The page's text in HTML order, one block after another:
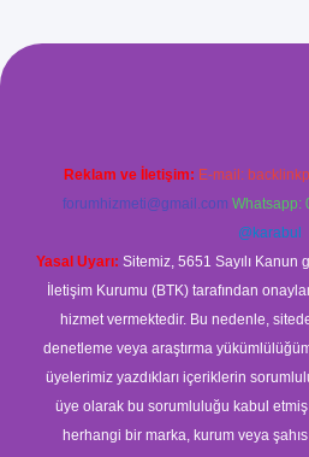
Reklam ve İletişim: E-mail:
forumhizmeti@gmail.com Whatsapp:
@karabul
Yasal Uyarı: Sitemiz, 5651 Sayılı
İletişim Kurumu (BTK) tarafından
hizmet vermektedir. Bu nedenle,
denetleme veya araştırma
üyelerimiz yazdıkları içeriklerin
üye olarak bu sorumluluğu kabul etmiş
herhangi bir marka, kurum veya